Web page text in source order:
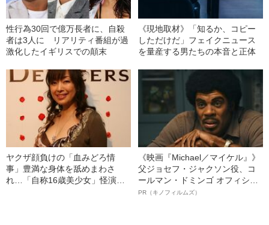
性行為30回で億万長者に、自殺
者は3人に リアリティ番組が過
激化したイギリスでの顛末
《現地取材》「知るか、コピー
しただけだ」フェイクニュース
を量産する男たちの本音と正体
ヤクザ顔負けの「血みどろ情
事」豊満な身体を舐めまわさ
れ…「自称16歳美少女」怪演
《映画『Michael／マイケル』》
父ジョセフ・ジャクソン役、コ
ールマン・ドミンゴ オフィシャ
ルインタビュー“観客を魅了した
PR（キノフィルムズ）